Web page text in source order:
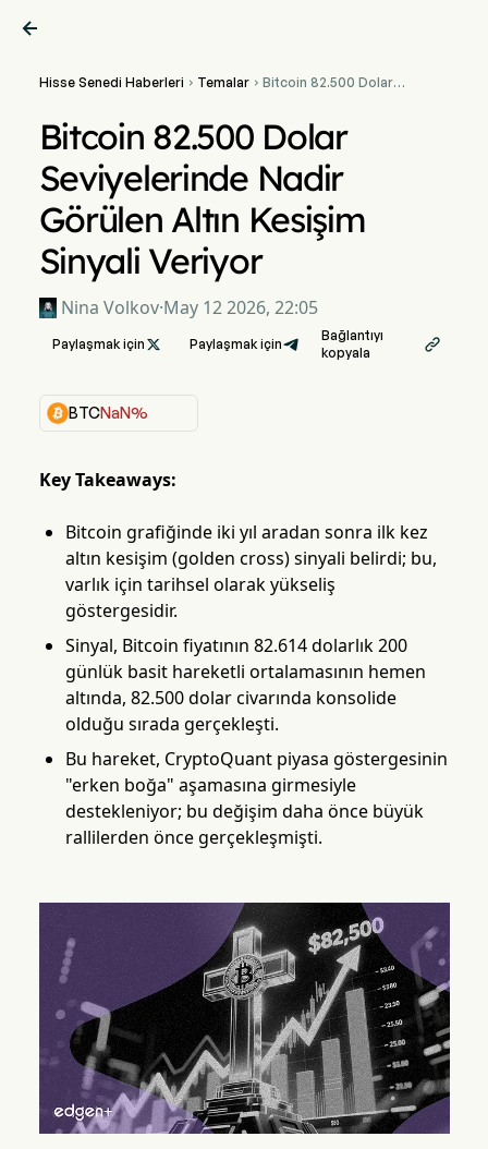

Hisse Senedi Haberleri  Temalar Bitcoin 82.500 Dolar
Sinyali Veriyor
Bitcoin 82.500 Dolar
Seviyelerinde Nadir
Görülen Altın Kesişim
Sinyali Veriyor
Nina Volkov·May 12 2026, 22:05
Paylaşmak için  Paylaşmak için
Bağlantıyı
kopyala

BTCNaN%
Key Takeaways:
Bitcoin grafiğinde iki yıl aradan sonra ilk kez
altın kesişim (golden cross) sinyali belirdi; bu,
varlık için tarihsel olarak yükseliş
göstergesidir.
Sinyal, Bitcoin fiyatının 82.614 dolarlık 200
günlük basit hareketli ortalamasının hemen
altında, 82.500 dolar civarında konsolide
olduğu sırada gerçekleşti.
Bu hareket, CryptoQuant piyasa göstergesinin
"erken boğa" aşamasına girmesiyle
destekleniyor; bu değişim daha önce büyük
rallilerden önce gerçekleşmişti.